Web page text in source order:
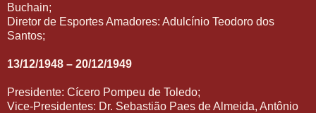
Buchain;
Diretor de Esportes Amadores: Adulcínio Teodoro dos
Santos;
13/12/1948 – 20/12/1949
Presidente: Cícero Pompeu de Toledo;
Vice-Presidentes: Dr. Sebastião Paes de Almeida, Antônio